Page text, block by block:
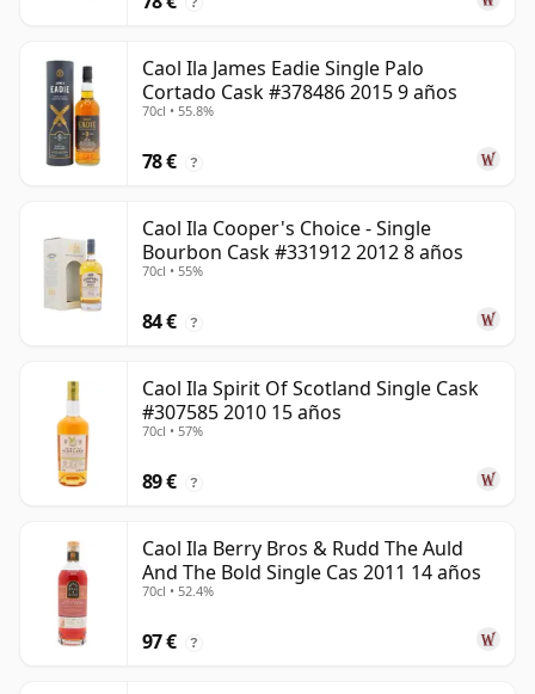
Caol Ila James Eadie Single Palo
Cortado Cask #378486 2015 9 años
70cl • 55.8%
78 € ?
Caol Ila Cooper's Choice - Single
Bourbon Cask #331912 2012 8 años
70cl • 55%
84 € ?
Caol Ila Spirit Of Scotland Single Cask
#307585 2010 15 años
70cl • 57%
89 € ?
Caol Ila Berry Bros & Rudd The Auld
And The Bold Single Cas 2011 14 años
70cl • 52.4%
97 € ?